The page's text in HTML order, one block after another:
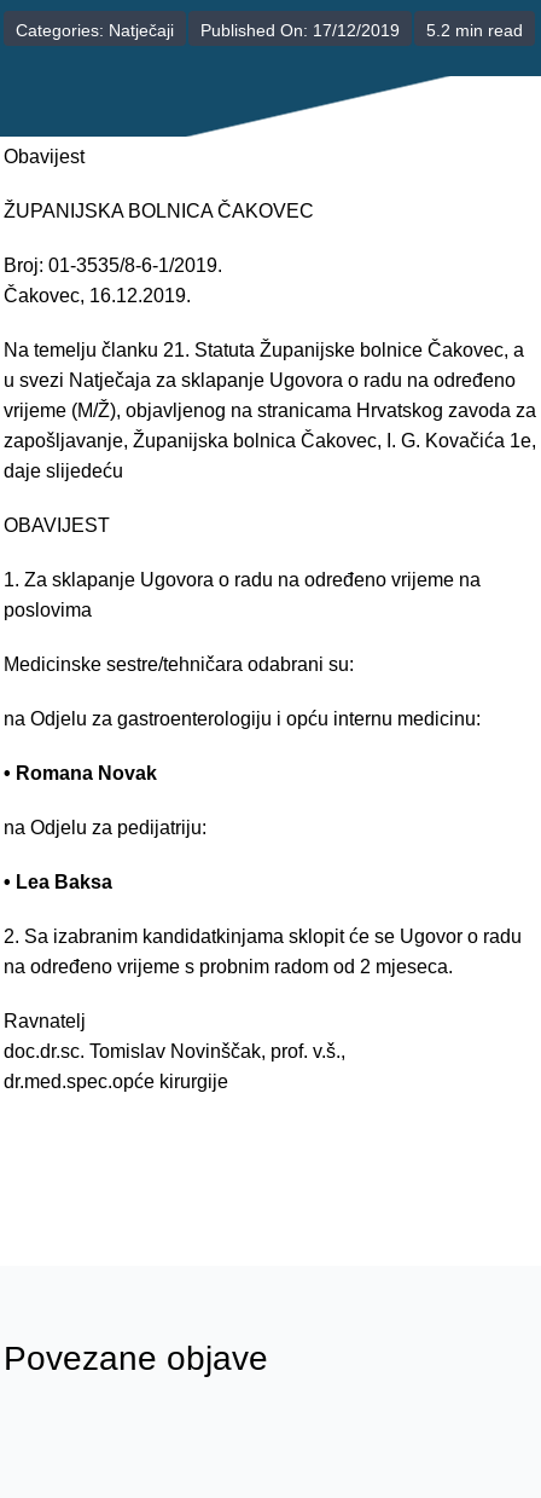
POLIKLINIKE
JEDINICE NEZDRAVSTVENIH DJELATNOSTI
Categories: Natječaji Published On: 17/12/2019 5.2 min read
Obavijest
ŽUPANIJSKA BOLNICA ČAKOVEC
Broj: 01-3535/8-6-1/2019.
Čakovec, 16.12.2019.
Na temelju članku 21. Statuta Županijske bolnice Čakovec, a
u svezi Natječaja za sklapanje Ugovora o radu na određeno
vrijeme (M/Ž), objavljenog na stranicama Hrvatskog zavoda za
zapošljavanje, Županijska bolnica Čakovec, I. G. Kovačića 1e,
daje slijedeću
OBAVIJEST
1. Za sklapanje Ugovora o radu na određeno vrijeme na
poslovima
Medicinske sestre/tehničara odabrani su:
na Odjelu za gastroenterologiju i opću internu medicinu:
• Romana Novak
na Odjelu za pedijatriju:
• Lea Baksa
2. Sa izabranim kandidatkinjama sklopit će se Ugovor o radu
na određeno vrijeme s probnim radom od 2 mjeseca.
Ravnatelj
doc.dr.sc. Tomislav Novinščak, prof. v.š.,
dr.med.spec.opće kirurgije
Povezane objave